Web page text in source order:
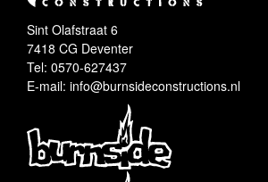
Sint Olafstraat 6
7418 CG Deventer
Tel: 0570-627437
E-mail: info@burnsideconstructions.nl